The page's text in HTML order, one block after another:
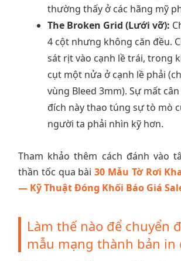
thường thấy ở các hãng mỹ
The Broken Grid (Lưới vỡ):
4 cột nhưng không căn đều.
sát rịt vào cạnh lề trái, trong
cụt một nửa ở cạnh lề phải
vùng Bleed 3mm). Sự mất
đích này thao túng sự tò mò
người ta phải nhìn kỹ hơn.
Tham khảo thêm cách đánh vào
thần tốc qua bài30 Mẫu Tờ Rơi
— Kỹ Thuật Đóng Khối Báo Giá
Làm thế nào để chuyển
mẫu mạng thành bản in